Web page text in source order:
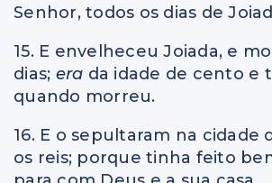
Senhor, todos os dias de
15. E envelheceu Joiada, e
dias; era da idade de cento e
quando morreu.
16. E o sepultaram na cidade
os reis; porque tinha feito